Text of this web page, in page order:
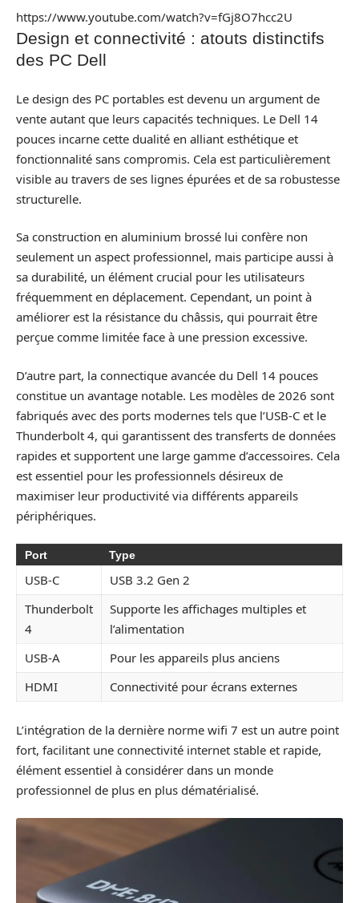
https://www.youtube.com/watch?v=fGj8O7hcc2U
Design et connectivité : atouts distinctifs
des PC Dell
Le design des PC portables est devenu un argument de
vente autant que leurs capacités techniques. Le Dell 14
pouces incarne cette dualité en alliant esthétique et
fonctionnalité sans compromis. Cela est particulièrement
visible au travers de ses lignes épurées et de sa robustesse
structurelle.
Sa construction en aluminium brossé lui confère non
seulement un aspect professionnel, mais participe aussi à
sa durabilité, un élément crucial pour les utilisateurs
fréquemment en déplacement. Cependant, un point à
améliorer est la résistance du châssis, qui pourrait être
perçue comme limitée face à une pression excessive.
D’autre part, la connectique avancée du Dell 14 pouces
constitue un avantage notable. Les modèles de 2026 sont
fabriqués avec des ports modernes tels que l’USB-C et le
Thunderbolt 4, qui garantissent des transferts de données
rapides et supportent une large gamme d’accessoires. Cela
est essentiel pour les professionnels désireux de
maximiser leur productivité via différents appareils
périphériques.
Port Type
USB-C
USB 3.2 Gen 2
Thunderbolt
4
Supporte les affichages multiples et
l’alimentation
USB-A
Pour les appareils plus anciens
HDMI
Connectivité pour écrans externes
L’intégration de la dernière norme wifi 7 est un autre point
fort, facilitant une connectivité internet stable et rapide,
élément essentiel à considérer dans un monde
professionnel de plus en plus dématérialisé.